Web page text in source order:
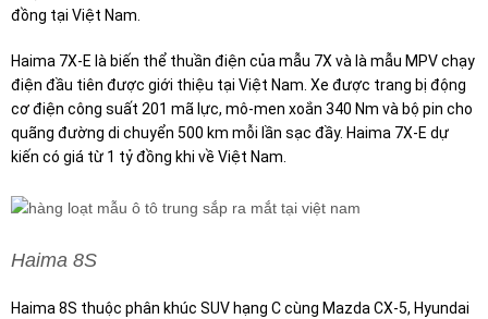
đồng tại Việt Nam.
Haima 7X-E là biến thể thuần điện của mẫu 7X và là mẫu MPV chạy
điện đầu tiên được giới thiệu tại Việt Nam. Xe được trang bị động
cơ điện công suất 201 mã lực, mô-men xoắn 340 Nm và bộ pin cho
quãng đường di chuyển 500 km mỗi lần sạc đầy. Haima 7X-E dự
kiến có giá từ 1 tỷ đồng khi về Việt Nam.
Haima 8S
Haima 8S thuộc phân khúc SUV hạng C cùng Mazda CX-5, Hyundai